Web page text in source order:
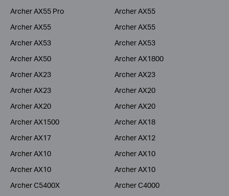
Archer AX55 Pro
Archer AX55
Archer AX55
Archer AX55
Archer AX53
Archer AX53
Archer AX50
Archer AX1800
Archer AX23
Archer AX23
Archer AX23
Archer AX20
Archer AX20
Archer AX20
Archer AX1500
Archer AX18
Archer AX17
Archer AX12
Archer AX10
Archer AX10
Archer AX10
Archer AX10
Archer C5400X
Archer C4000